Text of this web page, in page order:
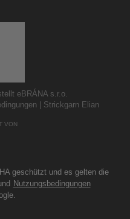
eBRÁNA s.r.o.
Strickgarn Elian
VON
geschützt und es gelten die
Nutzungsbedingungen